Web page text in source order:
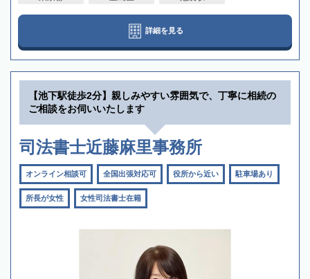
詳細を見る
【池下駅徒歩2分】親しみやすい雰囲気で、丁寧に相続の
ご相談をお伺いいたします
司法書士近藤麻里事務所
オンライン相談可 全国出張対応可 役所から近い 駐車場あり
所長が女性 女性司法書士在籍